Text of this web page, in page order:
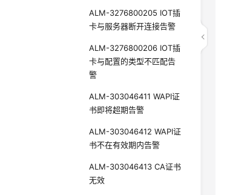
ALM-3276800205 IOT插
卡与服务器断开连接告警
ALM-3276800206 IOT插
卡与配置的类型不匹配告
警
ALM-303046411 WAPI证
书即将超期告警
ALM-303046412 WAPI证
书不在有效期内告警
ALM-303046413 CA证书
无效